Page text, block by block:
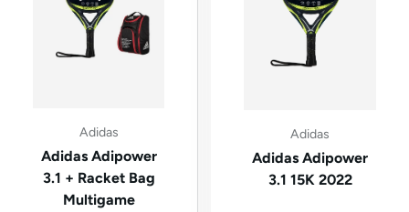
Adidas
Adidas Adipower
3.1 + Racket Bag
Multigame
Adidas
Adidas Adipower
3.1 15K 2022